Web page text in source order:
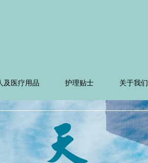
及医疗用品 护理贴士 关于我们